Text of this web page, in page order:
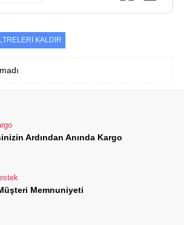
KALDIR
Ardından Anında Kargo
Memnuniyeti